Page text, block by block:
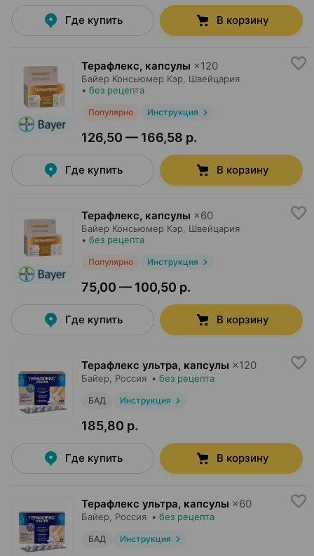
Где купить В корзину
Терафлекс, капсулы ×120
Байер Консьюмер Кэр , Швейцария
• без рецепта
Популярно Инструкция
126,50 — 166,58 р.
Где купить В корзину
Терафлекс, капсулы ×60
Байер Консьюмер Кэр , Швейцария
• без рецепта
Популярно Инструкция
75,00 — 100,50 р.
Где купить В корзину
Терафлекс ультра, капсулы ×120
Байер , Россия • без рецепта
БАД Инструкция
185,80 р.
Где купить В корзину
Терафлекс ультра, капсулы ×60
Байер , Россия • без рецепта
БАД Инструкция